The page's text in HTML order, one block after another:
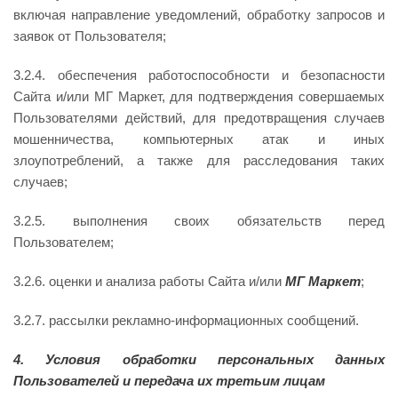
включая направление уведомлений, обработку запросов и
заявок от Пользователя;
3.2.4. обеспечения работоспособности и безопасности
Сайта и/или МГ Маркет, для подтверждения совершаемых
Пользователями действий, для предотвращения случаев
мошенничества, компьютерных атак и иных
злоупотреблений, а также для расследования таких
случаев;
3.2.5. выполнения своих обязательств перед
Пользователем;
3.2.6. оценки и анализа работы Сайта и/или МГМаркет;
3.2.7. рассылки рекламно-информационных сообщений.
4. Условия обработки персональных данных
Пользователей и передача их третьим лицам